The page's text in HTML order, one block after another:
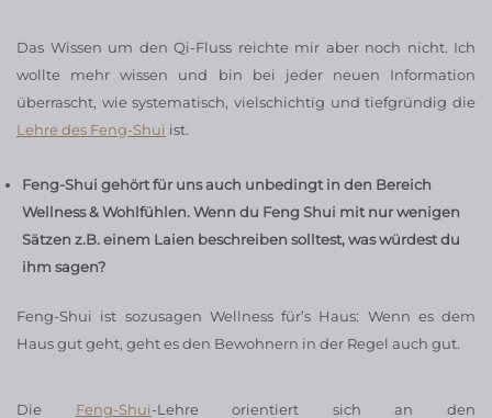
Das Wissen um den Qi-Fluss reichte mir aber noch nicht. Ich
wollte mehr wissen und bin bei jeder neuen Information
überrascht, wie systematisch, vielschichtig und tiefgründig die
Lehre des Feng-Shui ist.
Feng-Shui gehört für uns auch unbedingt in den Bereich
Wellness & Wohlfühlen. Wenn du Feng Shui mit nur wenigen
Sätzen z.B. einem Laien beschreiben solltest, was würdest du
ihm sagen?
Feng-Shui ist sozusagen Wellness für’s Haus: Wenn es dem
Haus gut geht, geht es den Bewohnern in der Regel auch gut.
Die Feng-Shui-Lehre orientiert sich an den